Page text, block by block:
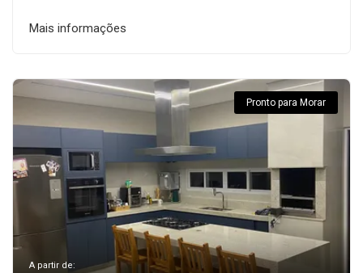
Mais informações
Pronto para Morar
A partir de: